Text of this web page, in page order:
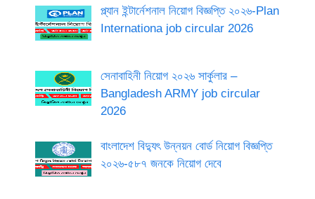
প্ল্যান ইন্টার্নেশনাল নিয়োগ বিজ্ঞপ্তি ২০২৬-Plan
Internationa job circular 2026
সেনাবাহিনী নিয়োগ ২০২৬ সার্কুলার –
Bangladesh ARMY job circular
2026
বাংলাদেশ বিদ্যুৎ উন্নয়ন বোর্ড নিয়োগ বিজ্ঞপ্তি
২০২৬-৫৮৭ জনকে নিয়োগ দেবে